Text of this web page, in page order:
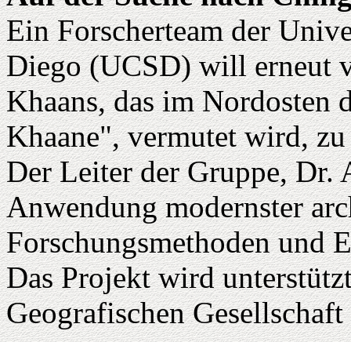
Ein Forscherteam der
Diego (UCSD) will erneut
Khaans, das im Nordosten
Khaane", vermutet wird,
Der Leiter der Gruppe,
Anwendung modernster
Forschungsmethoden und
Das Projekt wird
Geografischen